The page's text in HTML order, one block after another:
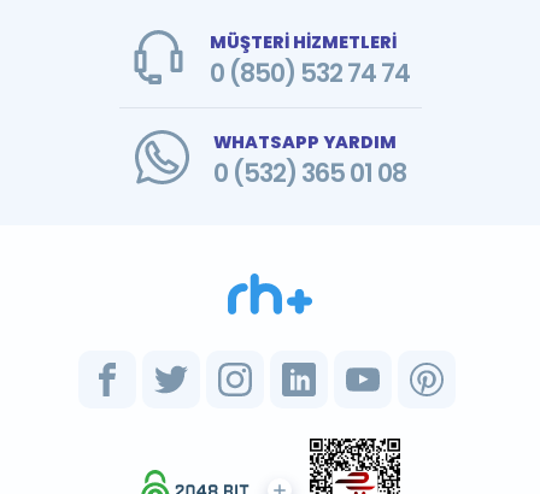
MÜŞTERİ HİZMETLERİ
0 (850) 532 74 74
WHATSAPP YARDIM
0 (532) 365 01 08